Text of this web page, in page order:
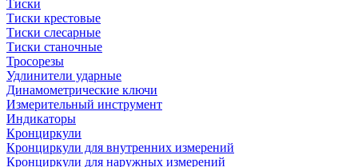
Тиски
Тиски крестовые
Тиски слесарные
Тиски станочные
Тросорезы
Удлинители ударные
Динамометрические ключи
Измерительный инструмент
Индикаторы
Кронциркули
Кронциркули для внутренних измерений
Кронциркули для наружных измерений